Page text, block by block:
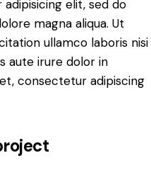
elit, sed do
magna aliqua. Ut
ullamco laboris nisi
aute irure dolor in
consectetur adipiscing